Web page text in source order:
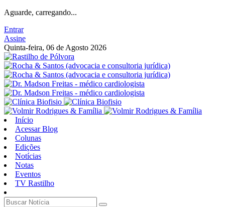
Aguarde, carregando...
Entrar
Assine
Quinta-feira, 06 de Agosto 2026
Início
Acessar Blog
Colunas
Edições
Notícias
Notas
Eventos
TV Rastilho